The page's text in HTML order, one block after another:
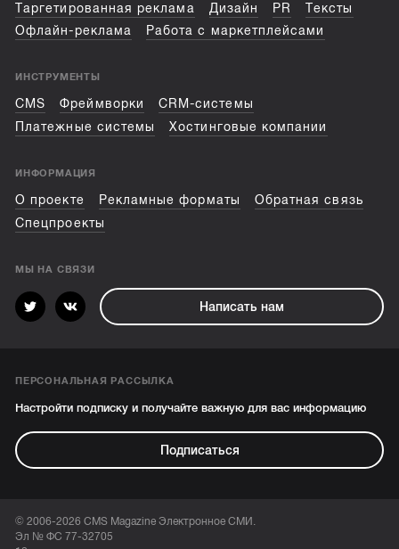
Таргетированная реклама
Дизайн PR
Тексты
Офлайн-реклама
Работа с маркетплейсами
ИНСТРУМЕНТЫ
CMS Фреймворки
CRM-системы
Платежные системы
Хостинговые компании
ИНФОРМАЦИЯ
О проекте Рекламные форматы
Обратная связь
Спецпроекты
МЫ НА СВЯЗИ
Написать нам
ПЕРСОНАЛЬНАЯ РАССЫЛКА
Настройти подписку и получайте важную для вас информацию
Подписаться
© 2006-2026 CMS Magazine Электронное СМИ.
Эл № ФС 77-32705